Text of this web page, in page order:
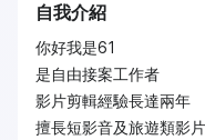
自我介紹
你好我是61
是自由接案工作者
影片剪輯經驗長達兩年
擅長短影音及旅遊類影片